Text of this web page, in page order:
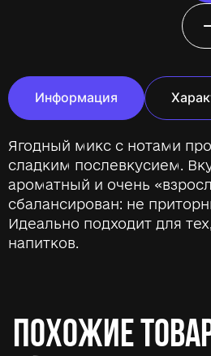
Информация
Ягодный микс с нотами
сладким послевкусием.
ароматный и очень
сбалансирован: не
Идеально подходит для
напитков.
ПОХОЖИЕ